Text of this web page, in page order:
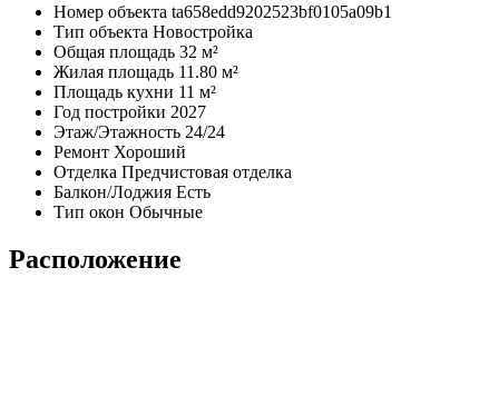
Номер объекта ta658edd9202523bf0105a09b1
Тип объекта Новостройка
Общая площадь 32 м²
Жилая площадь 11.80 м²
Площадь кухни 11 м²
Год постройки 2027
Этаж/Этажность 24/24
Ремонт Хороший
Отделка Предчистовая отделка
Балкон/Лоджия Есть
Тип окон Обычные
Расположение